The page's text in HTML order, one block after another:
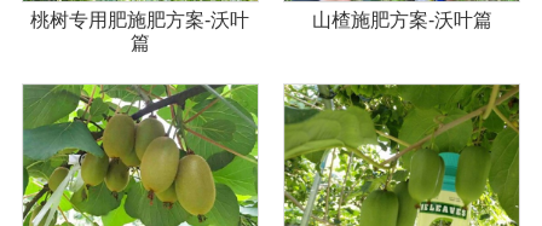
桃树专用肥施肥方案-沃叶
篇
山楂施肥方案-沃叶篇